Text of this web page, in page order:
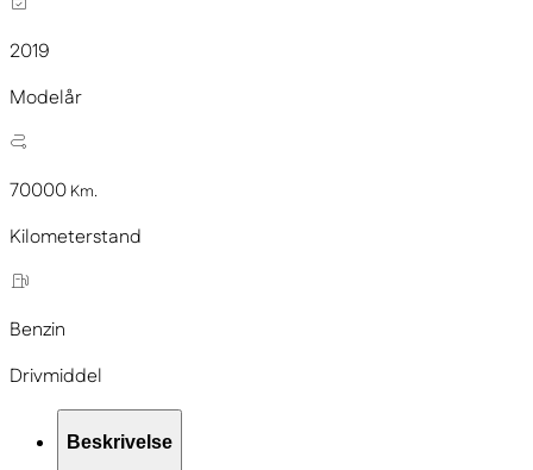
2019
Modelår
70000 Km.
Kilometerstand
Benzin
Drivmiddel
Beskrivelse